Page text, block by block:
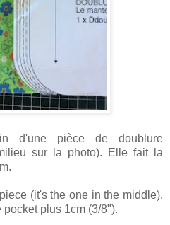
d'une pièce de doublure
sur la photo). Elle fait la
(it's the one in the middle).
pocket plus 1cm (3/8").